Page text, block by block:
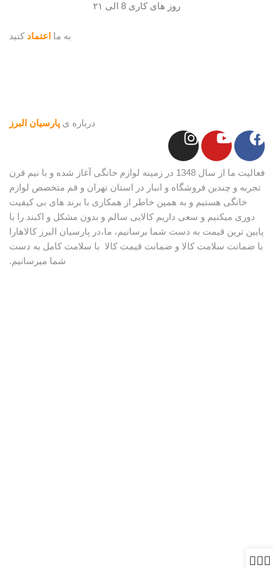
روز های کاری 8 الی ۲۱
درباره ی پارسیان البرز
فعالیت ما از سال 1348 در زمینه لوازم خانگی آغاز شده و با نیم قرن
تجربه و چندین فروشگاه و انبار در استان تهران و قم متخصص لوازم
خانگی هستیم و به همین خاطر از همکاری با برند های بی کیفیت
دوری میکنیم و سعی داریم کالایی سالم و بدون مشکل و اکبند را با
پایین ترین قیمت به دست شما برسانیم، ما،در پارسیان البرز کالاهارا
با ضمانت سلامت کالا و ضمانت قیمت کالا با سلامت کامل به دست
شما میرسانیم.
به ما اعتماد کنید